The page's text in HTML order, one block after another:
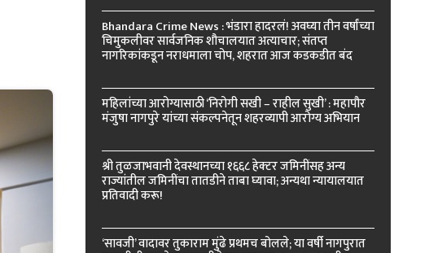
Bhandara Crime News : भंडारा हादरलं! अवघ्या तीन वर्षांच्या
चिमुकलीवर सार्वजनिक शौचालयात अत्याचार; संतप्त
नागरिकांकडून नराधमाला चोप, शहरात आज कडकडीत बंद
महिलांच्या आरोग्यासाठी ‘निरोगी सखी – राहील सुखी’ : महापौर
मंजुषा नागपुरे यांच्या संकल्पनेतून शहरव्यापी आरोग्य अभियान
श्री तुळजाभवानी देवस्थानच्या १६६८ हेक्टर जमिनींसह अन्य
राज्यांतील जमिनींचा तातडीने ताबा घ्यावा; अन्यथा न्यायालयात
प्रतिवादी करू!
‘सावजी’ वादावर तुकाराम मुंढे प्रथमच बोलले; या वर्षी नागपुरात